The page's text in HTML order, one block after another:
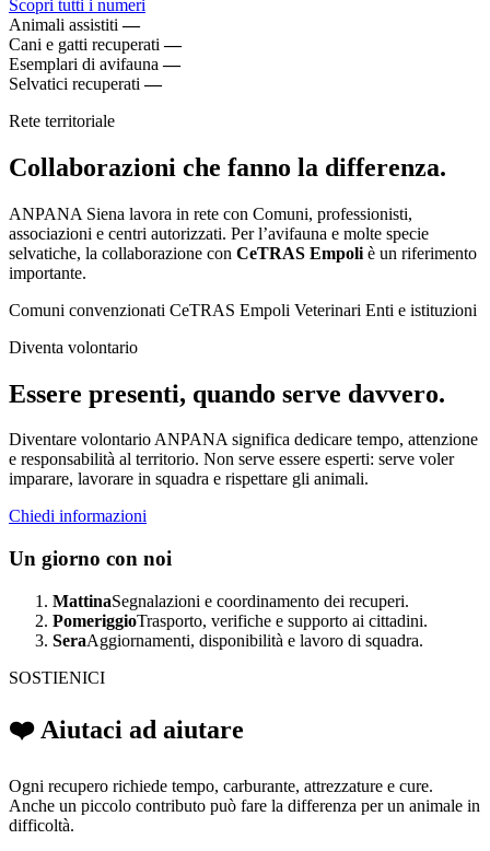
Scopri tutti i numeri
Animali assistiti —
Cani e gatti recuperati —
Esemplari di avifauna —
Selvatici recuperati —
Rete territoriale
Collaborazioni che fanno la differenza.
ANPANA Siena lavora in rete con Comuni, professionisti,
associazioni e centri autorizzati. Per l’avifauna e molte specie
selvatiche, la collaborazione con CeTRAS Empoli è un riferimento
importante.
Comuni convenzionati CeTRAS Empoli Veterinari Enti e istituzioni
Diventa volontario
Essere presenti, quando serve davvero.
Diventare volontario ANPANA significa dedicare tempo, attenzione
e responsabilità al territorio. Non serve essere esperti: serve voler
imparare, lavorare in squadra e rispettare gli animali.
Chiedi informazioni
Un giorno con noi
MattinaSegnalazioni e coordinamento dei recuperi.
PomeriggioTrasporto, verifiche e supporto ai cittadini.
SeraAggiornamenti, disponibilità e lavoro di squadra.
SOSTIENICI
❤️ Aiutaci ad aiutare
Ogni recupero richiede tempo, carburante, attrezzature e cure.
Anche un piccolo contributo può fare la differenza per un animale in
difficoltà.